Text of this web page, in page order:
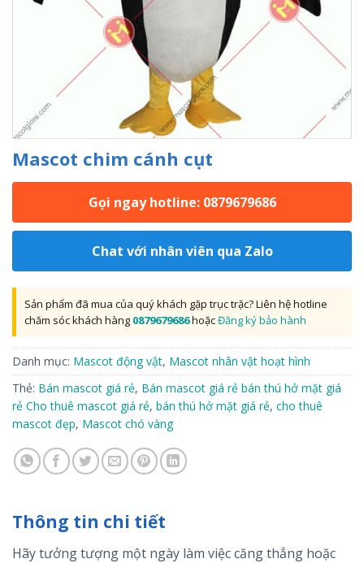
Mascot chim cánh cụt
Gọi ngay hotline: 0879679686
Chat với nhân viên qua Zalo
Sản phẩm đã mua của quý khách gặp trục trặc? Liên hệ hotline
chăm sóc khách hàng 0879679686hoặcĐăng ký bảo hành
Danh mục: Mascot động vật, Mascot nhân vật hoạt hình
Thẻ: Bán mascot giá rẻ, Bán mascot giá rẻ bán thú hở mặt giá
rẻ Cho thuê mascot giá rẻ, bán thú hở mặt giá rẻ, cho thuê
mascot đẹp, Mascot chó vàng
Thông tin chi tiết
Hãy tưởng tượng một ngày làm việc căng thẳng hoặc